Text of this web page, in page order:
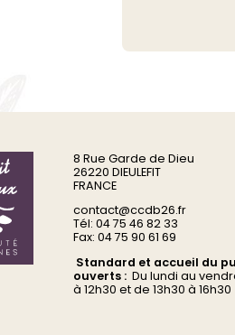
8 Rue Garde de Dieu
26220 DIEULEFIT
FRANCE
contact@ccdb26.fr
Tél: 04 75 46 82 33
Fax: 04 75 90 61 69
Standard et accueil du
ouverts :Du lundi au
à 12h30 et de 13h30 à 16h30